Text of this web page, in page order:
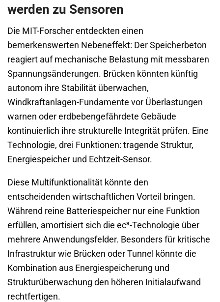
werden zu Sensoren
Die MIT-Forscher entdeckten einen
bemerkenswerten Nebeneffekt: Der Speicherbeton
reagiert auf mechanische Belastung mit messbaren
Spannungsänderungen. Brücken könnten künftig
autonom ihre Stabilität überwachen,
Windkraftanlagen-Fundamente vor Überlastungen
warnen oder erdbebengefährdete Gebäude
kontinuierlich ihre strukturelle Integrität prüfen. Eine
Technologie, drei Funktionen: tragende Struktur,
Energiespeicher und Echtzeit-Sensor.
Diese Multifunktionalität könnte den
entscheidenden wirtschaftlichen Vorteil bringen.
Während reine Batteriespeicher nur eine Funktion
erfüllen, amortisiert sich die ec³-Technologie über
mehrere Anwendungsfelder. Besonders für kritische
Infrastruktur wie Brücken oder Tunnel könnte die
Kombination aus Energiespeicherung und
Strukturüberwachung den höheren Initialaufwand
rechtfertigen.